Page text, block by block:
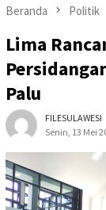
Beranda Politik
Lima
Palu
FILESULAWESI
Senin, 13 Mei